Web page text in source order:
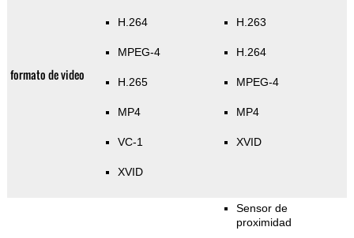
formato de video
H.264
MPEG-4
H.265
MP4
VC-1
XVID
H.263
H.264
MPEG-4
MP4
XVID
Sensor de
proximidad